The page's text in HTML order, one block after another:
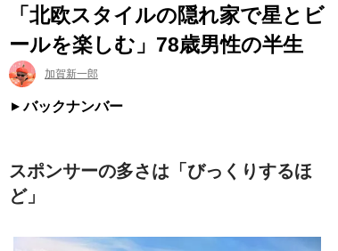
「北欧スタイルの隠れ家で星とビ
ールを楽しむ」78歳男性の半生
加賀新一郎
バックナンバー
スポンサーの多さは「びっくりするほ
ど」